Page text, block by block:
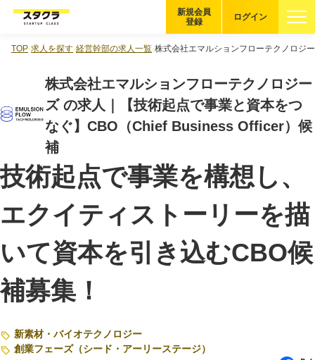
企業を探す
適性診断
スタクラが選ばれる理由
スタートアップ厳選の仕組み
紹介する企業について
登録者の転職・副業実績
注目スタートアップ
ログイン
新規会員
登録
TOP 求人を探す 経営幹部の求人一覧 株式会社エマルションフローテクノロジ
株式会社エマルションフローテクノロジー
ズ の求人｜【技術起点で事業と資本をつ
なぐ】CBO（Chief Business Officer）候
補
技術起点で事業を構想し、
エクイティストーリーを描
いて資本を引き込むCBO候
補募集！
新素材・バイオテクノロジー
創業フェーズ（シード・アーリーステージ）